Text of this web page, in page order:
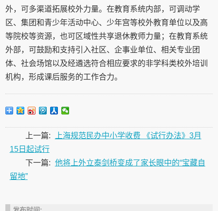
外，可多渠道拓展校外力量。在教育系统内部，可调动学
区、集团和青少年活动中心、少年宫等校外教育单位以及高
等院校等资源，也可区域性共享退休教师力量；在教育系统
外部，可鼓励和支持引入社区、企事业单位、相关专业团
体、社会场馆以及经遴选符合相应要求的非学科类校外培训
机构，形成课后服务的工作合力。
上一篇:
上海规范民办中小学收费 《试行办法》3月
15日起试行
下一篇: 他将上外立泰剑桥变成了家长眼中的“宝藏自
留地”